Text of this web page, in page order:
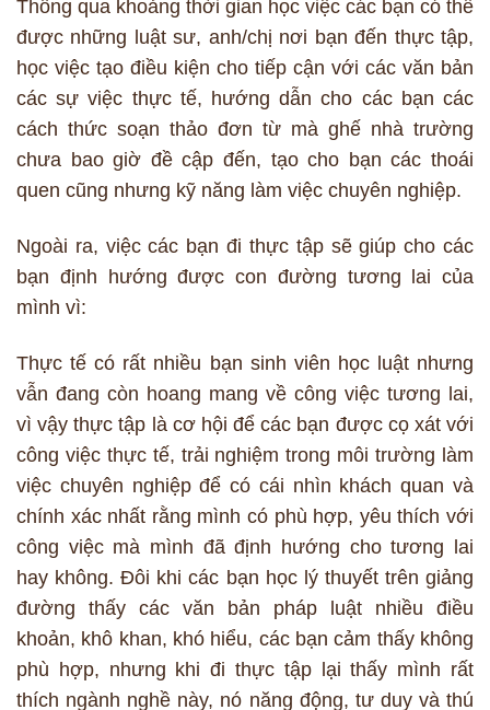
Thông qua khoảng thời gian học việc các bạn có thể
được những luật sư, anh/chị nơi bạn đến thực tập,
học việc tạo điều kiện cho tiếp cận với các văn bản
các sự việc thực tế, hướng dẫn cho các bạn các
cách thức soạn thảo đơn từ mà ghế nhà trường
chưa bao giờ đề cập đến, tạo cho bạn các thoái
quen cũng nhưng kỹ năng làm việc chuyên nghiệp.
Ngoài ra, việc các bạn đi thực tập sẽ giúp cho các
bạn định hướng được con đường tương lai của
mình vì:
Thực tế có rất nhiều bạn sinh viên học luật nhưng
vẫn đang còn hoang mang về công việc tương lai,
vì vậy thực tập là cơ hội để các bạn được cọ xát với
công việc thực tế, trải nghiệm trong môi trường làm
việc chuyên nghiệp để có cái nhìn khách quan và
chính xác nhất rằng mình có phù hợp, yêu thích với
công việc mà mình đã định hướng cho tương lai
hay không. Đôi khi các bạn học lý thuyết trên giảng
đường thấy các văn bản pháp luật nhiều điều
khoản, khô khan, khó hiểu, các bạn cảm thấy không
phù hợp, nhưng khi đi thực tập lại thấy mình rất
thích ngành nghề này, nó năng động, tư duy và thú